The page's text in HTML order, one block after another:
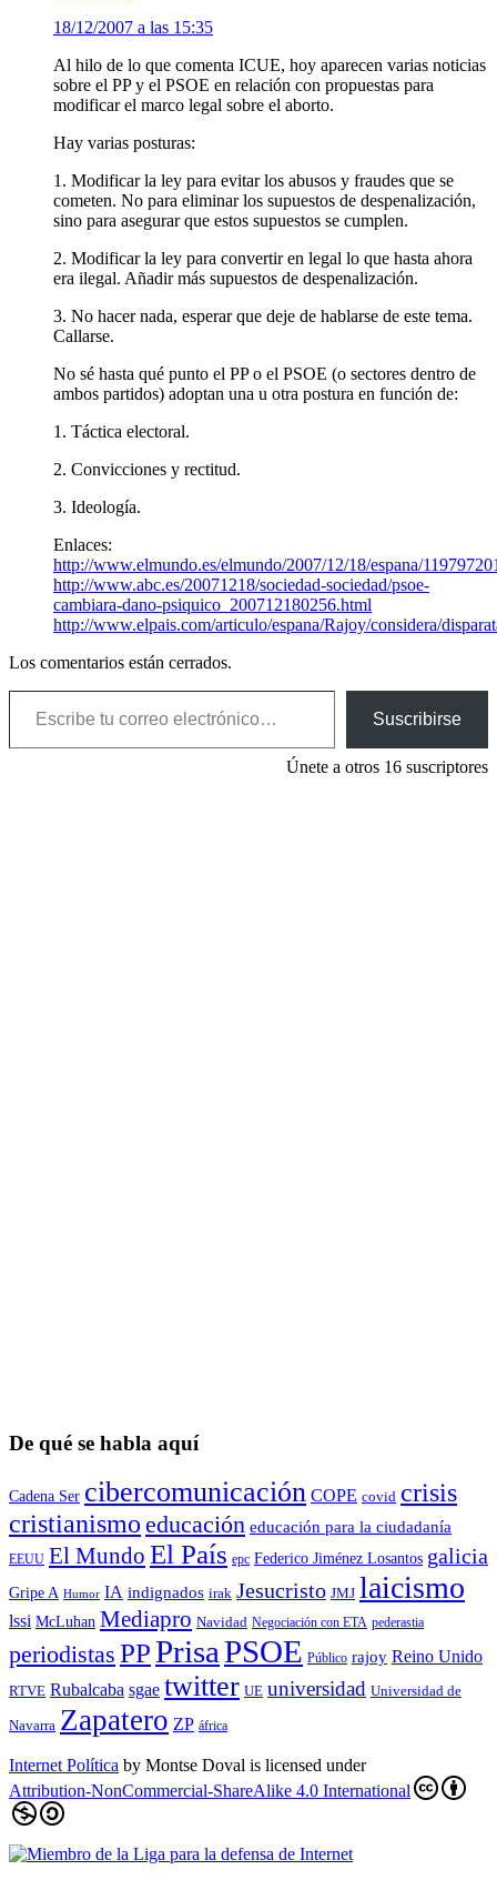
18/12/2007 a las 15:35
Al hilo de lo que comenta ICUE, hoy aparecen varias noticias
sobre el PP y el PSOE en relación con propuestas para
modificar el marco legal sobre el aborto.
Hay varias posturas:
1. Modificar la ley para evitar los abusos y fraudes que se
cometen. No para eliminar los supuestos de despenalización,
sino para asegurar que estos supuestos se cumplen.
2. Modificar la ley para convertir en legal lo que hasta ahora
era ilegal. Añadir más supuestos de despenalización.
3. No hacer nada, esperar que deje de hablarse de este tema.
Callarse.
No sé hasta qué punto el PP o el PSOE (o sectores dentro de
ambos partidos) adoptan una u otra postura en función de:
1. Táctica electoral.
2. Convicciones y rectitud.
3. Ideología.
Enlaces:
http://www.elmundo.es/elmundo/2007/12/18/espana/
http://www.abc.es/20071218/sociedad-sociedad/psoe-
cambiara-dano-psiquico_200712180256.html
http://www.elpais.com/articulo/espana/Rajoy/considera/
Los comentarios están cerrados.
Escribe tu correo electrónico…
Suscribirse
Únete a otros 16 suscriptores
De qué se habla aquí
Cadena Ser cibercomunicación COPE covid crisis
cristianismo educación educación para la ciudadaní­a
EEUU El Mundo El País epc Federico Jiménez Losantos galicia
Gripe A Humor IA indignados irak Jesucristo JMJ laicismo
lssi McLuhan Mediapro Navidad Negociación con ETA pederastia
periodistas PPPrisaPSOE Público rajoy Reino Unido
RTVE Rubalcaba sgae twitter UE universidad Universidad de
Navarra Zapatero ZP áfrica
Internet Política by Montse Doval is licensed under
Attribution-NonCommercial-ShareAlike 4.0 International